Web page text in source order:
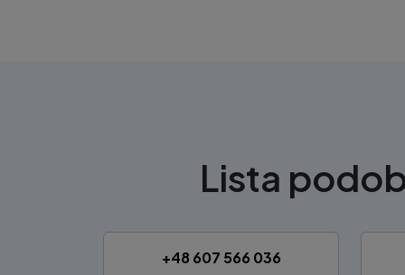
Lista
+48 607 566 036